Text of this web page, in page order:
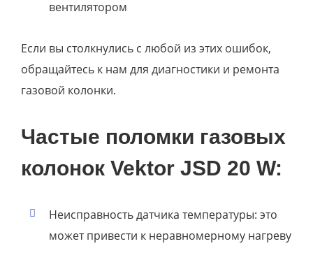
вентилятором
Если вы столкнулись с любой из этих ошибок,
обращайтесь к нам для диагностики и ремонта
газовой колонки.
Частые поломки газовых
колонок Vektor JSD 20 W:
Неисправность датчика температуры: это
может привести к неравномерному нагреву